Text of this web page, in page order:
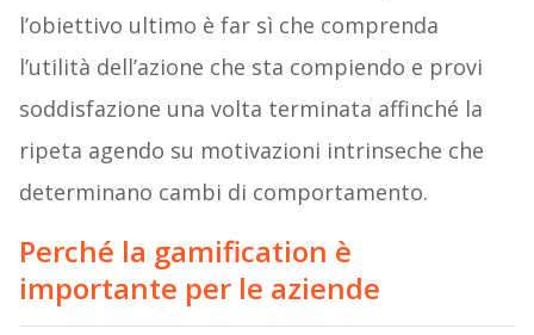
l’obiettivo ultimo è far sì che comprenda
l’utilità dell’azione che sta compiendo e provi
soddisfazione una volta terminata affinché la
ripeta agendo su motivazioni intrinseche che
determinano cambi di comportamento.
Perché la gamification è
importante per le aziende